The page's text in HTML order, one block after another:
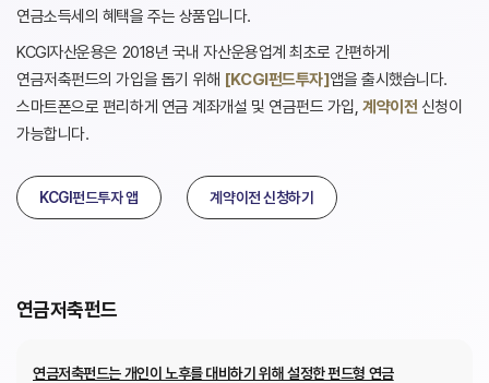
연금소득세의 혜택을 주는 상품입니다.
KCGI자산운용은 2018년 국내 자산운용업계 최초로 간편하게
연금저축펀드의 가입을 돕기 위해 [KCGI펀드투자]앱을 출시했습니다.
스마트폰으로 편리하게 연금 계좌개설 및 연금펀드 가입,계약이전 신청이
가능합니다.
KCGI펀드투자 앱 계약이전 신청하기
연금저축펀드
연금저축펀드는 개인이 노후를 대비하기 위해 설정한 펀드형 연금